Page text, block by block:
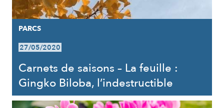
PARCS
27/05/2020
Carnets de saisons – La feuille :
Gingko Biloba, l’indestructible